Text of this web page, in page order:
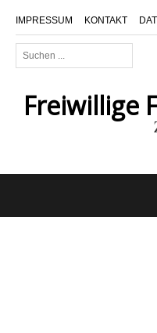
IMPRESSUM KONTAKT
Suchen
...
Freiwillige